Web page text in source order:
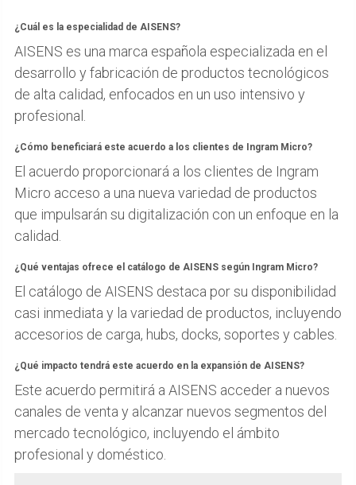
¿Cuál es la especialidad de AISENS?
AISENS es una marca española especializada en el
desarrollo y fabricación de productos tecnológicos
de alta calidad, enfocados en un uso intensivo y
profesional.
¿Cómo beneficiará este acuerdo a los clientes de Ingram Micro?
El acuerdo proporcionará a los clientes de Ingram
Micro acceso a una nueva variedad de productos
que impulsarán su digitalización con un enfoque en la
calidad.
¿Qué ventajas ofrece el catálogo de AISENS según Ingram Micro?
El catálogo de AISENS destaca por su disponibilidad
casi inmediata y la variedad de productos, incluyendo
accesorios de carga, hubs, docks, soportes y cables.
¿Qué impacto tendrá este acuerdo en la expansión de AISENS?
Este acuerdo permitirá a AISENS acceder a nuevos
canales de venta y alcanzar nuevos segmentos del
mercado tecnológico, incluyendo el ámbito
profesional y doméstico.